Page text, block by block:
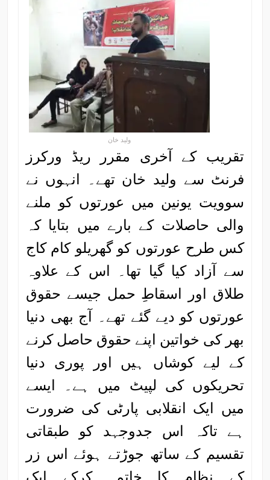
ولید خان
تقریب کے آخری مقرر ریڈ ورکرز
فرنٹ سے ولید خان تھے۔ انہوں نے
سوویت یونین میں عورتوں کو ملنے
والی حاصلات کے بارے میں بتایا کہ
کس طرح عورتوں کو گھریلو کام کاج
سے آزاد کیا گیا تھا۔ اس کے علاوہ
طلاق اور اسقاطِ حمل جیسے حقوق
عورتوں کو دیے گئے تھے۔ آج بھی دنیا
بھر کی خواتین اپنے حقوق حاصل کرنے
کے لیے کوشاں ہیں اور پوری دنیا
تحریکوں کی لپیٹ میں ہے۔ ایسے
میں ایک انقلابی پارٹی کی ضرورت
ہے تاکہ اس جدوجہد کو طبقاتی
تقسیم کے ساتھ جوڑتے ہوئے اس زر